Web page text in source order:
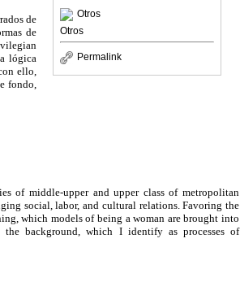
Otros
Otros
Permalink
de
de
lógica
ello,
fondo,
of middle-upper and upper class of metropolitan
social, labor, and cultural relations. Favoring the
which models of being a woman are brought into
background, which I identify as processes of